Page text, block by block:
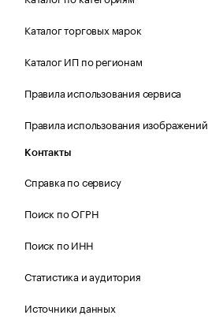
Каталог торговых марок
Каталог ИП по регионам
Правила использования сервиса
Правила использования изображений
Контакты
Справка по сервису
Поиск по ОГРН
Поиск по ИНН
Статистика и аудитория
Источники данных